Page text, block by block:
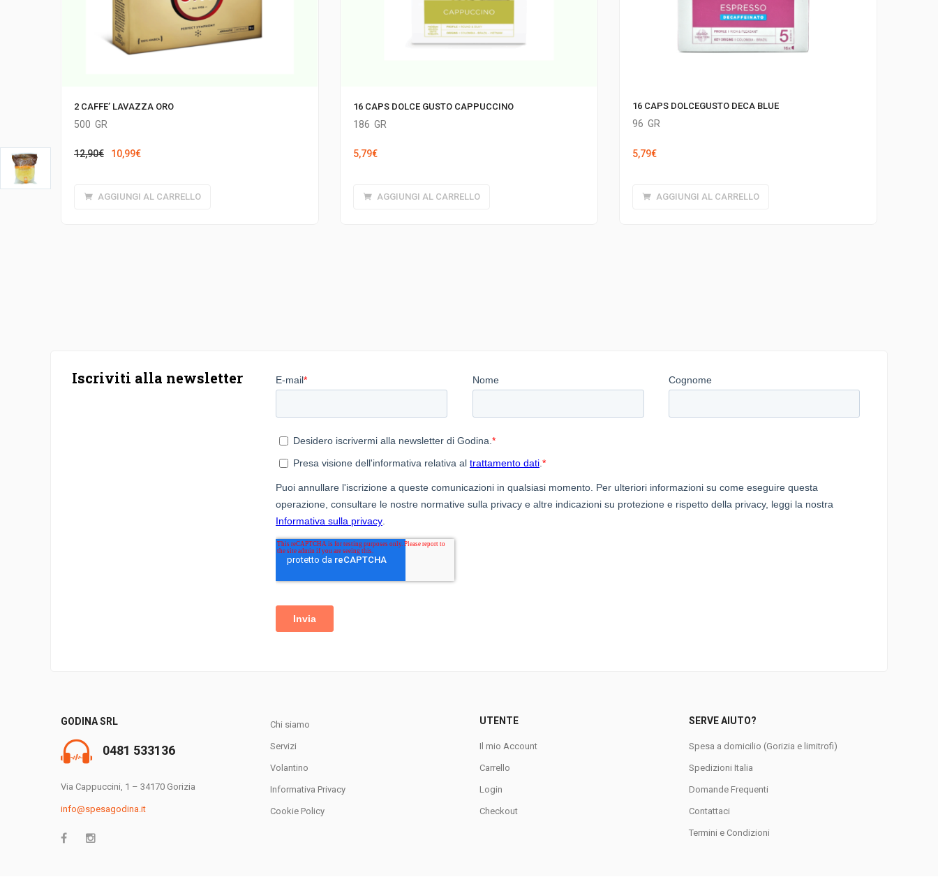
2 CAFFE’ LAVAZZA ORO
500 GR
12,90€
Il
era:
10,99€Il
è:
AGGIUNGI AL CARRELLO
16 CAPS DOLCE GUSTO CAPPUCCINO
186 GR
5,79€
AGGIUNGI AL CARRELLO
16 CAPS DOLCEGUSTO DECA BLUE
96 GR
5,79€
AGGIUNGI AL CARRELLO
Iscriviti alla newsletter
GODINA SRL
0481 533136
Via Cappuccini, 1 – 34170 Gorizia
info@spesagodina.it
Chi siamo
Servizi
Volantino
Informativa Privacy
Cookie Policy
UTENTE
Il mio Account
Carrello
Login
Checkout
SERVE AIUTO?
Spesa a domicilio (Gorizia e limitrofi)
Spedizioni Italia
Domande Frequenti
Contattaci
Termini e Condizioni